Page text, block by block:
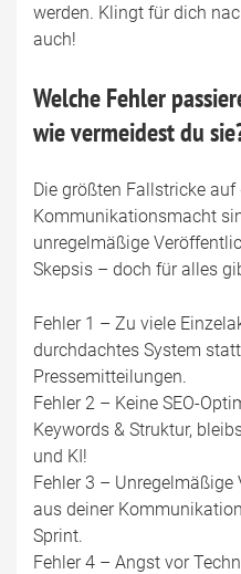
werden. Klingt für dich
auch!
Welche Fehler
wie vermeidest du
Die größten Fallstricke
Kommunikationsmacht
unregelmäßige
Skepsis – doch für alles
Fehler 1 – Zu viele
durchdachtes System
Pressemitteilungen.
Fehler 2 – Keine SEO-
Keywords & Struktur,
und KI!
Fehler 3 –
aus deiner
Sprint.
Fehler 4 – Angst vor